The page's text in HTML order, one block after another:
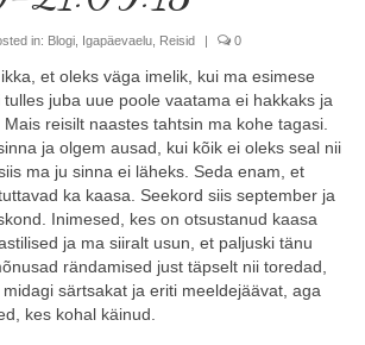
isikliku varustuseni (5x)
koolitus
in: Blogi Igapäevaelu Reisid | 0
et oleks väga imelik, kui ma esimese
juba uue poole vaatama ei hakkaks ja
reisilt naastes tahtsin ma kohe tagasi.
ja olgem ausad, kui kõik ei oleks seal nii
ma ju sinna ei läheks. Seda enam, et
ka kaasa. Seekord siis september ja
Inimesed, kes on otsustanud kaasa
ja ma siiralt usun, et paljuski tänu
rändamised just täpselt nii toredad,
särtsakat ja eriti meeldejäävat, aga
kes kohal käinud.